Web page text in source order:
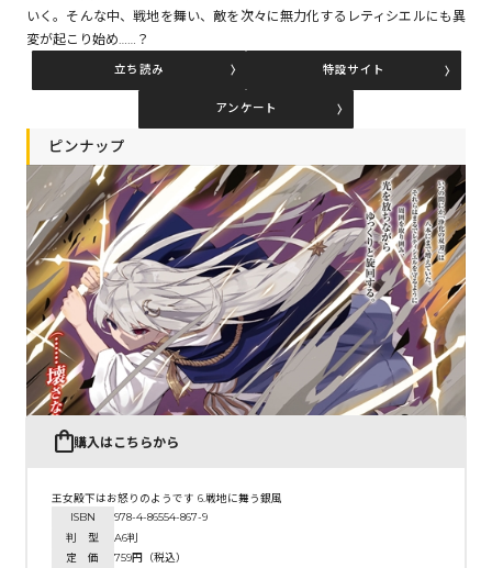
閉じる
いく。そんな中、戦地を舞い、敵を次々に無力化するレティシエルにも異
変が起こり始め……？
立ち読み 特設サイト
アンケート
ピンナップ
購入はこちらから
王女殿下はお怒りのようです 6.戦地に舞う銀風
ISBN
978-4-86554-867-9
判 型
A6判
定 価
759円（税込）